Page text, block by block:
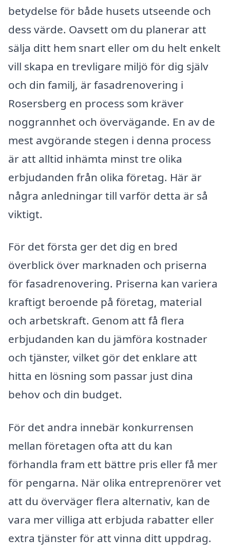
betydelse för både husets utseende och
dess värde. Oavsett om du planerar att
sälja ditt hem snart eller om du helt enkelt
vill skapa en trevligare miljö för dig själv
och din familj, är fasadrenovering i
Rosersberg en process som kräver
noggrannhet och övervägande. En av de
mest avgörande stegen i denna process
är att alltid inhämta minst tre olika
erbjudanden från olika företag. Här är
några anledningar till varför detta är så
viktigt.
För det första ger det dig en bred
överblick över marknaden och priserna
för fasadrenovering. Priserna kan variera
kraftigt beroende på företag, material
och arbetskraft. Genom att få flera
erbjudanden kan du jämföra kostnader
och tjänster, vilket gör det enklare att
hitta en lösning som passar just dina
behov och din budget.
För det andra innebär konkurrensen
mellan företagen ofta att du kan
förhandla fram ett bättre pris eller få mer
för pengarna. När olika entreprenörer vet
att du överväger flera alternativ, kan de
vara mer villiga att erbjuda rabatter eller
extra tjänster för att vinna ditt uppdrag.